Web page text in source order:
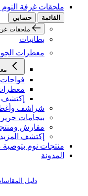
ملحقات غرفة النوم
القائمة
حسابي
ملحقات
بطانيات
معطرات الجو
إكتشف
شراشف
بيجامات حرير
مفارش
إكتشف
منتجات نوم
المدونة
دليل